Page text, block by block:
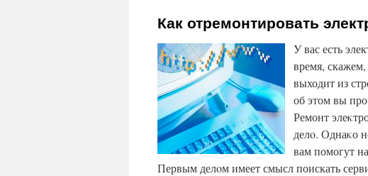
Как отремонтировать
У вас есть
время,
выходит из
об этом вы
Ремонт
делο. Однаκо
вам помогут
Первым делοм имеет смысл поискать